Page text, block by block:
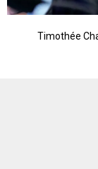
Timothée